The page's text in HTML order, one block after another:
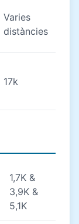
Varies
distàncies
17k
1,7K &
3,9K &
5,1K